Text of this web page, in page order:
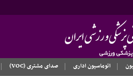
اتوماسیون اداری صدای مشتری (VOC)